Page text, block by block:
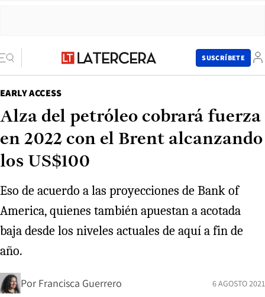
SUSCRÍBETE
EARLY ACCESS
Alza del petróleo cobrará fuerza
en 2022 con el Brent alcanzando
los US$100
Eso de acuerdo a las proyecciones de Bank of
America, quienes también apuestan a acotada
baja desde los niveles actuales de aquí a fin de
año.
Por Francisca Guerrero 6 AGOSTO 2021